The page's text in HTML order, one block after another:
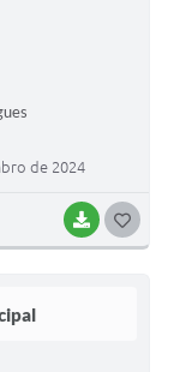
BAIXAR
de 2024